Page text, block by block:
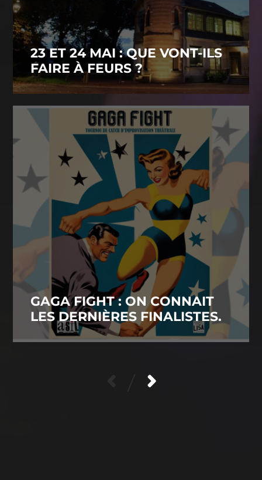
23 ET 24 MAI : QUE VONT-ILS
FAIRE À FEURS ?
GAGA FIGHT : ON CONNAIT
LES DERNIÈRES FINALISTES.